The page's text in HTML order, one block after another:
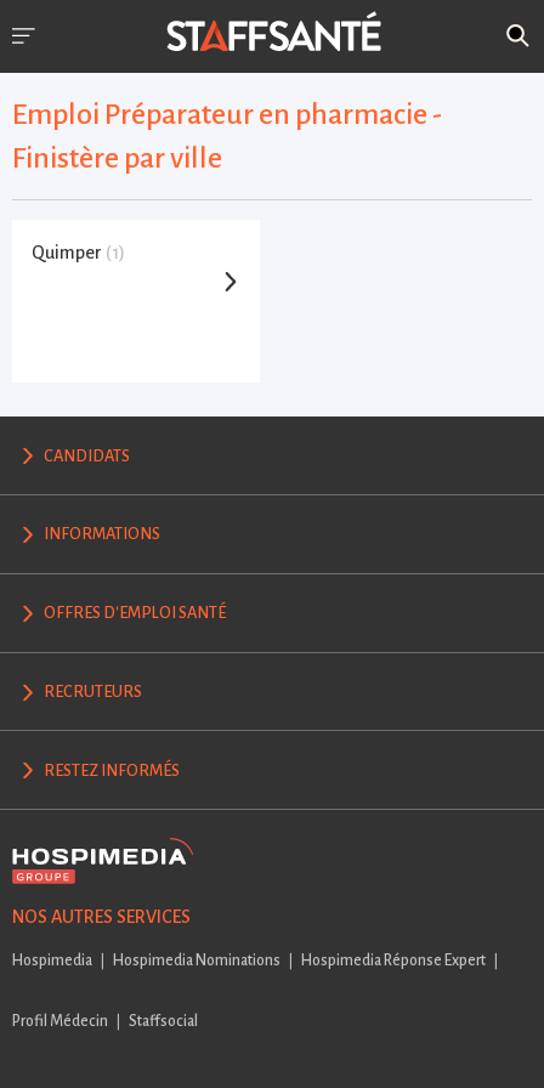
Emploi Préparateur en pharmacie -
Finistère par ville
Quimper (1)
CANDIDATS
INFORMATIONS
OFFRES D'EMPLOI SANTÉ
RECRUTEURS
RESTEZ INFORMÉS
NOS AUTRES SERVICES
Hospimedia Hospimedia Nominations Hospimedia Réponse Expert
Profil Médecin Staffsocial